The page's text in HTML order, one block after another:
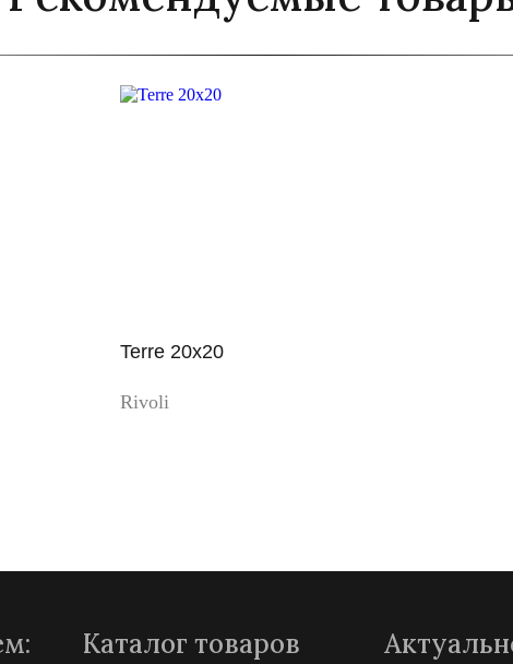
Terre 20x20
Rivoli
Каталог товаров